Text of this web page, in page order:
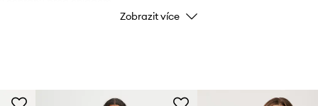
Zobrazit více